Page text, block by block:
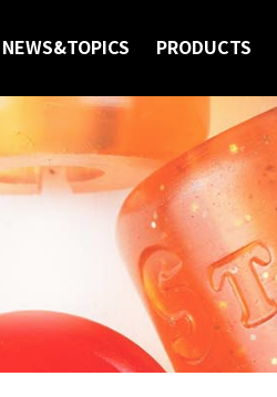
NEWS&TOPICS PRODUCTS